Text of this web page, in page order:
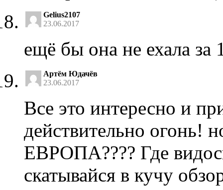
Gelius2107
23.06.2017
ещё бы она не ехала за
Артём Юдачёв
23.06.2017
Все это интересно и
действительно огонь!
ЕВРОПА???? Где
скатывайся в кучу